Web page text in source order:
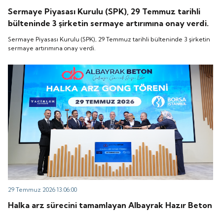
Sermaye Piyasası Kurulu (SPK), 29 Temmuz tarihli
bülteninde 3 şirketin sermaye artırımına onay verdi.
Sermaye Piyasası Kurulu (SPK), 29 Temmuz tarihli bülteninde 3 şirketin
sermaye artırımına onay verdi.
29 Temmuz 2026 13:06:00
Halka arz sürecini tamamlayan Albayrak Hazır Beton